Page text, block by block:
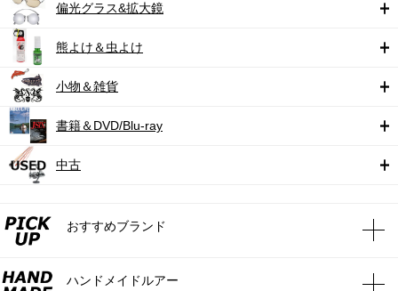
偏光グラス&拡大鏡
熊よけ＆虫よけ
小物＆雑貨
書籍＆DVD/Blu-ray
中古
おすすめブランド
ハンドメイドルアー